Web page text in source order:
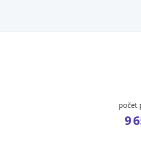
počet ponúk
9 658